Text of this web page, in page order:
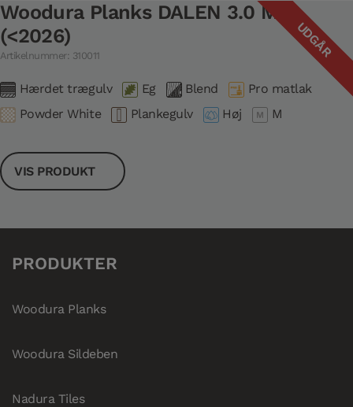
UDGÅR
Woodura Planks DALEN 3.0 M
(<2026)
Artikelnummer: 310011
Hærdet trægulv Eg Blend
Pro matlak
Powder White
Plankegulv Høj M
VIS PRODUKT
PRODUKTER
Woodura Planks
Woodura Sildeben
Nadura Tiles